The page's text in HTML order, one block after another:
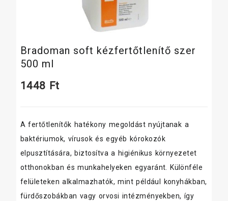
Bradoman soft kézfertőtlenítő szer
500 ml
1448 Ft
A fertőtlenítők hatékony megoldást nyújtanak a
baktériumok, vírusok és egyéb kórokozók
elpusztítására, biztosítva a higiénikus környezetet
otthonokban és munkahelyeken egyaránt. Különféle
felületeken alkalmazhatók, mint például konyhákban,
fürdőszobákban vagy orvosi intézményekben, így